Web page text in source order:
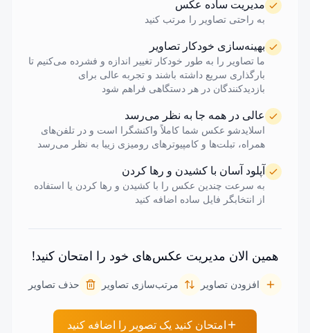
افزودن خدمت جدید
برای افزودن خدمت شخصی خود اینجا کلیک کنید وببینید چقدر آسان
است!
مدیریت ساده عکس
به راحتی تصاویر را مرتب کنید
بهینه‌سازی خودکار تصاویر
ما تصاویر را به طور خودکار تغییر اندازه و فشرده می‌کنیم تا
بارگذاری سریع داشته باشند و تجربه عالی برای
بازدیدکنندگان در هر دستگاهی فراهم شود
عالی در همه جا به نظر می‌رسد
اسلایدشو عکس شما کاملاً واکنشگرا است و در تلفن‌های
همراه، تبلت‌ها و کامپیوترهای رومیزی زیبا به نظر می‌رسد
آپلود آسان با کشیدن و رها کردن
به سرعت چندین عکس را با کشیدن و رها کردن یا استفاده
از انتخابگر فایل ساده اضافه کنید
همین الان مدیریت عکس‌های خود را امتحان کنید!
افزودن تصاویر مرتب‌سازی تصاویر حذف تصاویر
امتحان کنید یک تصویر را اضافه کنید